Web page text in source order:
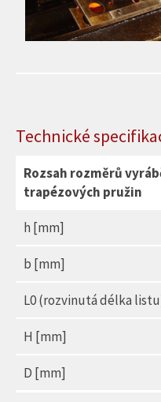
Technické
Rozsah rozměrů
trapézových pružin
h [mm]
b [mm]
L0 (rozvinutá délka
H [mm]
D [mm]